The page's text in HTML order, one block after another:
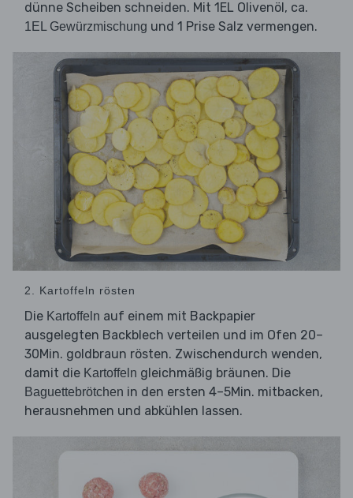
dünne Scheiben schneiden. Mit 1EL Olivenöl, ca.
1EL Gewürzmischung und 1 Prise Salz vermengen.
2. Kartoffeln rösten
Die Kartoffeln auf einem mit Backpapier
ausgelegten Backblech verteilen und im Ofen 20–
30Min. goldbraun rösten. Zwischendurch wenden,
damit die Kartoffeln gleichmäßig bräunen. Die
Baguettebrötchen in den ersten 4–5Min. mitbacken,
herausnehmen und abkühlen lassen.